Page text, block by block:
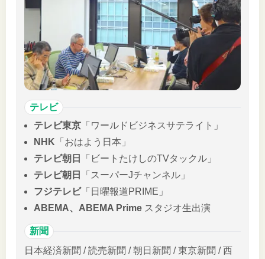
テレビ
テレビ東京 「ワールドビジネスサテライト」
NHK 「おはよう日本」
テレビ朝日
「ビートたけしのTVタックル」
テレビ朝日
「スーパーJチャンネル」
フジテレビ「日曜報道PRIME」
ABEMA、ABEMA Prime スタジオ生出演
新聞
日本経済新聞 / 読売新聞 / 朝日新聞 / 東京新聞 / 西